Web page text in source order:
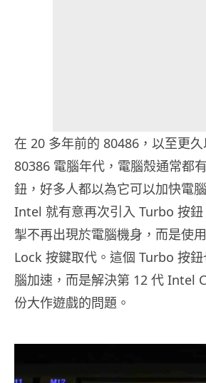
在 20 多年前的 80486，以至更久
80386 電腦年代，電腦殼通常都
鈕，好多人都以為它可以加快電
Intel 就有意再次引入 Turbo 按
掣不再出現於電腦機身，而是使
Lock 按鍵取代。這個 Turbo 按
腦加速，而是解決第 12 代 Intel
份大作遊戲的問題。